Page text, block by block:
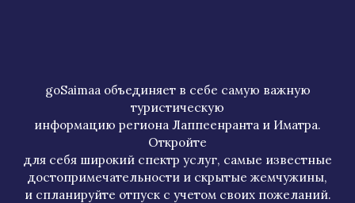
goSaimaa объединяет в себе самую важную
туристическую
информацию региона Лаппеенранта и Иматра.
Откройте
для себя широкий спектр услуг, самые известные
достопримечательности и скрытые жемчужины,
и спланируйте отпуск с учетом своих пожеланий.